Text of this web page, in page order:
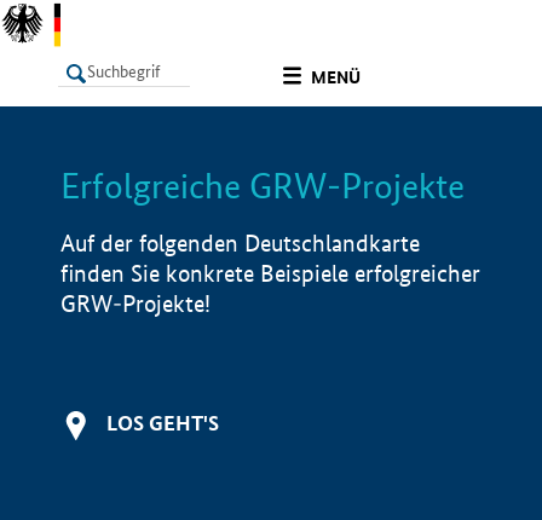
MENÜ
LISTE Info
Erfolgreiche GRW-Projekte
Auf der folgenden Deutschlandkarte
finden Sie konkrete Beispiele erfolgreicher
GRW-Projekte!
LOS GEHT'S